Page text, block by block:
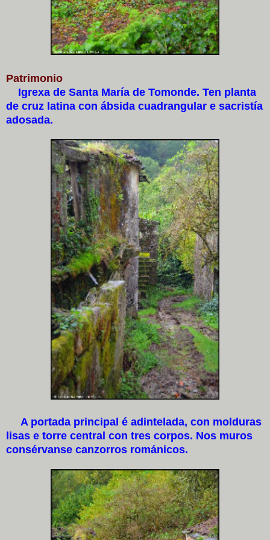
Patrimonio
Igrexa de Santa María de Tomonde. Ten planta
de cruz latina con ábsida cuadrangular e sacristía
adosada.
A portada principal é adintelada, con molduras
lisas e torre central con tres corpos. Nos muros
consérvanse canzorros románicos.